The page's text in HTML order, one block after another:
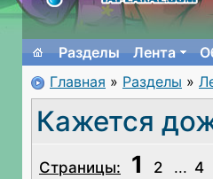
Разделы
Лента
Главная » Разделы »
Кажется
Страницы: 1 2 ... 4